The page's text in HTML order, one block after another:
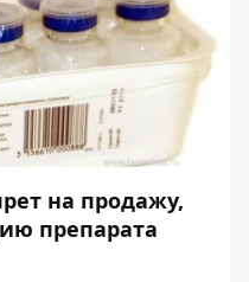
на продажу,
препарата